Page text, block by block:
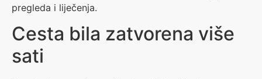
pregleda i liječenja.
Cesta bila zatvorena više
sati